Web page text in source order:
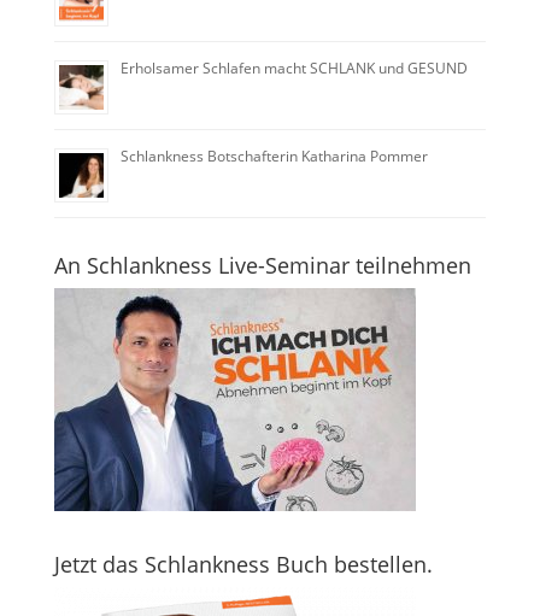
Erholsamer Schlafen macht SCHLANK und GESUND
Schlankness Botschafterin Katharina Pommer
An Schlankness Live-Seminar teilnehmen
Jetzt das Schlankness Buch bestellen.